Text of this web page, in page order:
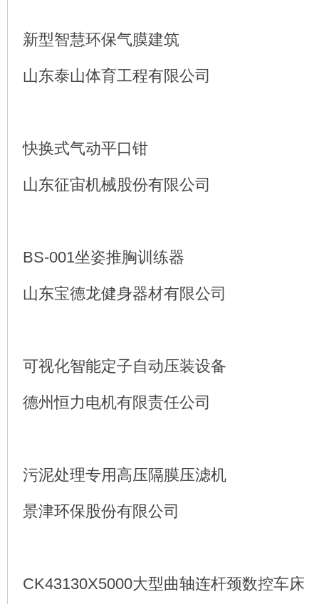
新型智慧环保气膜建筑
山东泰山体育工程有限公司
快换式气动平口钳
山东征宙机械股份有限公司
BS-001坐姿推胸训练器
山东宝德龙健身器材有限公司
可视化智能定子自动压装设备
德州恒力电机有限责任公司
污泥处理专用高压隔膜压滤机
景津环保股份有限公司
CK43130X5000大型曲轴连杆颈数控车床